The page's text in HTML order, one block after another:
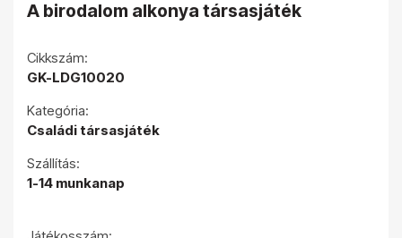
A birodalom alkonya társasjáték
Cikkszám:
GK-LDG10020
Kategória:
Családi társasjáték
Szállítás:
1-14 munkanap